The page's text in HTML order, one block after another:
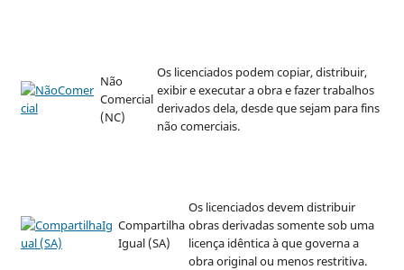
Não
Comercial
(NC)
Os licenciados podem copiar, distribuir,
exibir e executar a obra e fazer trabalhos
derivados dela, desde que sejam para fins
não comerciais.
Compartilha
Igual (SA)
Os licenciados devem distribuir
obras derivadas somente sob uma
licença idêntica à que governa a
obra original ou menos restritiva.